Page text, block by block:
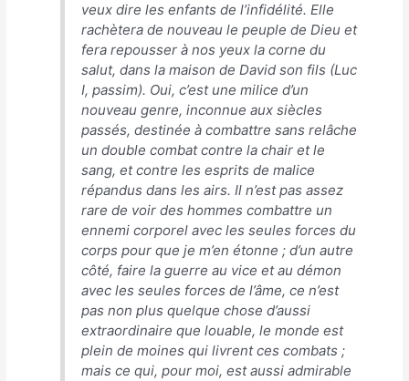
veux dire les enfants de l’infidélité. Elle
rachètera de nouveau le peuple de Dieu et
fera repousser à nos yeux la corne du
salut, dans la maison de David son fils (Luc
I, passim). Oui, c’est une milice d’un
nouveau genre, inconnue aux siècles
passés, destinée à combattre sans relâche
un double combat contre la chair et le
sang, et contre les esprits de malice
répandus dans les airs. Il n’est pas assez
rare de voir des hommes combattre un
ennemi corporel avec les seules forces du
corps pour que je m’en étonne ; d’un autre
côté, faire la guerre au vice et au démon
avec les seules forces de l’âme, ce n’est
pas non plus quelque chose d’aussi
extraordinaire que louable, le monde est
plein de moines qui livrent ces combats ;
mais ce qui, pour moi, est aussi admirable